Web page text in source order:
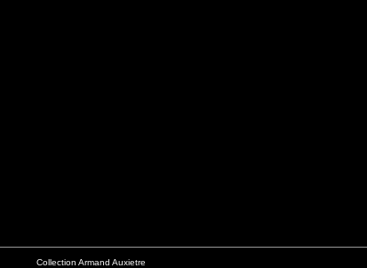
Collection Armand Auxietre